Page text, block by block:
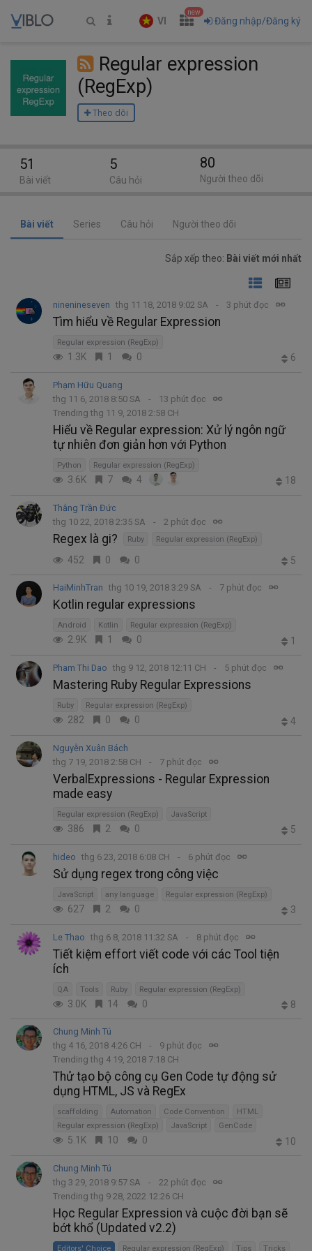
VI
new
Đăng nhập/Đăng ký
Regular expression
(RegExp)
Theo dõi
Bài viết Series Câu hỏi Người theo dõi
Sắp xếp theo: Bài viết mới nhất
ninenineseven thg 11 18, 2018 9:02 SA 3 phút đọc
Tìm hiểu về Regular Expression
Regular expression (RegExp)
1.3K 1 0 6
Phạm Hữu Quang
thg 11 6, 2018 8:50 SA
13 phút đọc
Trending thg 11 9, 2018 2:58 CH
Hiểu về Regular expression: Xử lý ngôn ngữ
tự nhiên đơn giản hơn với Python
Python Regular expression (RegExp)
3.6K 7 4 18
Thắng Trần Đức
thg 10 22, 2018 2:35 SA
2 phút đọc
Regex là gi? Ruby Regular expression (RegExp)
452 0 0 5
HaiMinhTran thg 10 19, 2018 3:29 SA 7 phút đọc
Kotlin regular expressions
Android Kotlin Regular expression (RegExp)
2.9K 1 0 1
Pham Thi Dao thg 9 12, 2018 12:11 CH 5 phút đọc
Mastering Ruby Regular Expressions
Ruby Regular expression (RegExp)
282 0 0 4
Nguyễn Xuân Bách
thg 7 19, 2018 2:58 CH
7 phút đọc
VerbalExpressions - Regular Expression
made easy
Regular expression (RegExp) JavaScript
386 2 0 5
hideo thg 6 23, 2018 6:08 CH 6 phút đọc
Sử dụng regex trong công việc
JavaScript any language Regular expression (RegExp)
627 2 0 3
Le Thao thg 6 8, 2018 11:32 SA 8 phút đọc
Tiết kiệm effort viết code với các Tool tiện
ích
QA Tools Ruby Regular expression (RegExp)
3.0K 14 0 8
Chung Minh Tú
thg 4 16, 2018 4:26 CH
9 phút đọc
Trending thg 4 19, 2018 7:18 CH
Thử tạo bộ công cụ Gen Code tự động sử
dụng HTML, JS và RegEx
scaffolding Automation Code Convention
HTML
Regular expression (RegExp)
JavaScript GenCode
5.1K 10 0 10
Chung Minh Tú
thg 3 29, 2018 9:57 SA
22 phút đọc
Trending thg 9 28, 2022 12:26 CH
Học Regular Expression và cuộc đời bạn sẽ
bớt khổ (Updated v2.2)
Editors' Choice Regular expression (RegExp) Tips Tricks
51
Bài viết
5
Câu hỏi
80
Người theo dõi